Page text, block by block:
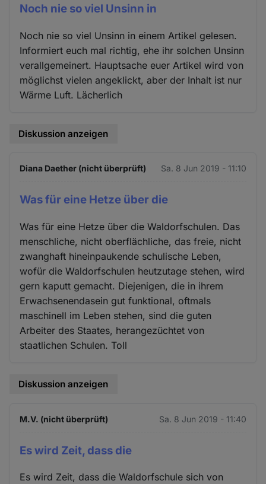
Noch nie so viel Unsinn in
Noch nie so viel Unsinn in einem Artikel gelesen.
Informiert euch mal richtig, ehe ihr solchen Unsinn
verallgemeinert. Hauptsache euer Artikel wird von
möglichst vielen angeklickt, aber der Inhalt ist nur
Wärme Luft. Lächerlich
Diskussion anzeigen
Diana Daether (nicht überprüft) Sa. 8 Jun 2019 - 11:10
Was für eine Hetze über die
Was für eine Hetze über die Waldorfschulen. Das
menschliche, nicht oberflächliche, das freie, nicht
zwanghaft hineinpaukende schulische Leben,
wofür die Waldorfschulen heutzutage stehen, wird
gern kaputt gemacht. Diejenigen, die in ihrem
Erwachsenendasein gut funktional, oftmals
maschinell im Leben stehen, sind die guten
Arbeiter des Staates, herangezüchtet von
staatlichen Schulen. Toll
Diskussion anzeigen
M.V. (nicht überprüft) Sa. 8 Jun 2019 - 11:40
Es wird Zeit, dass die
Es wird Zeit, dass die Waldorfschule sich von